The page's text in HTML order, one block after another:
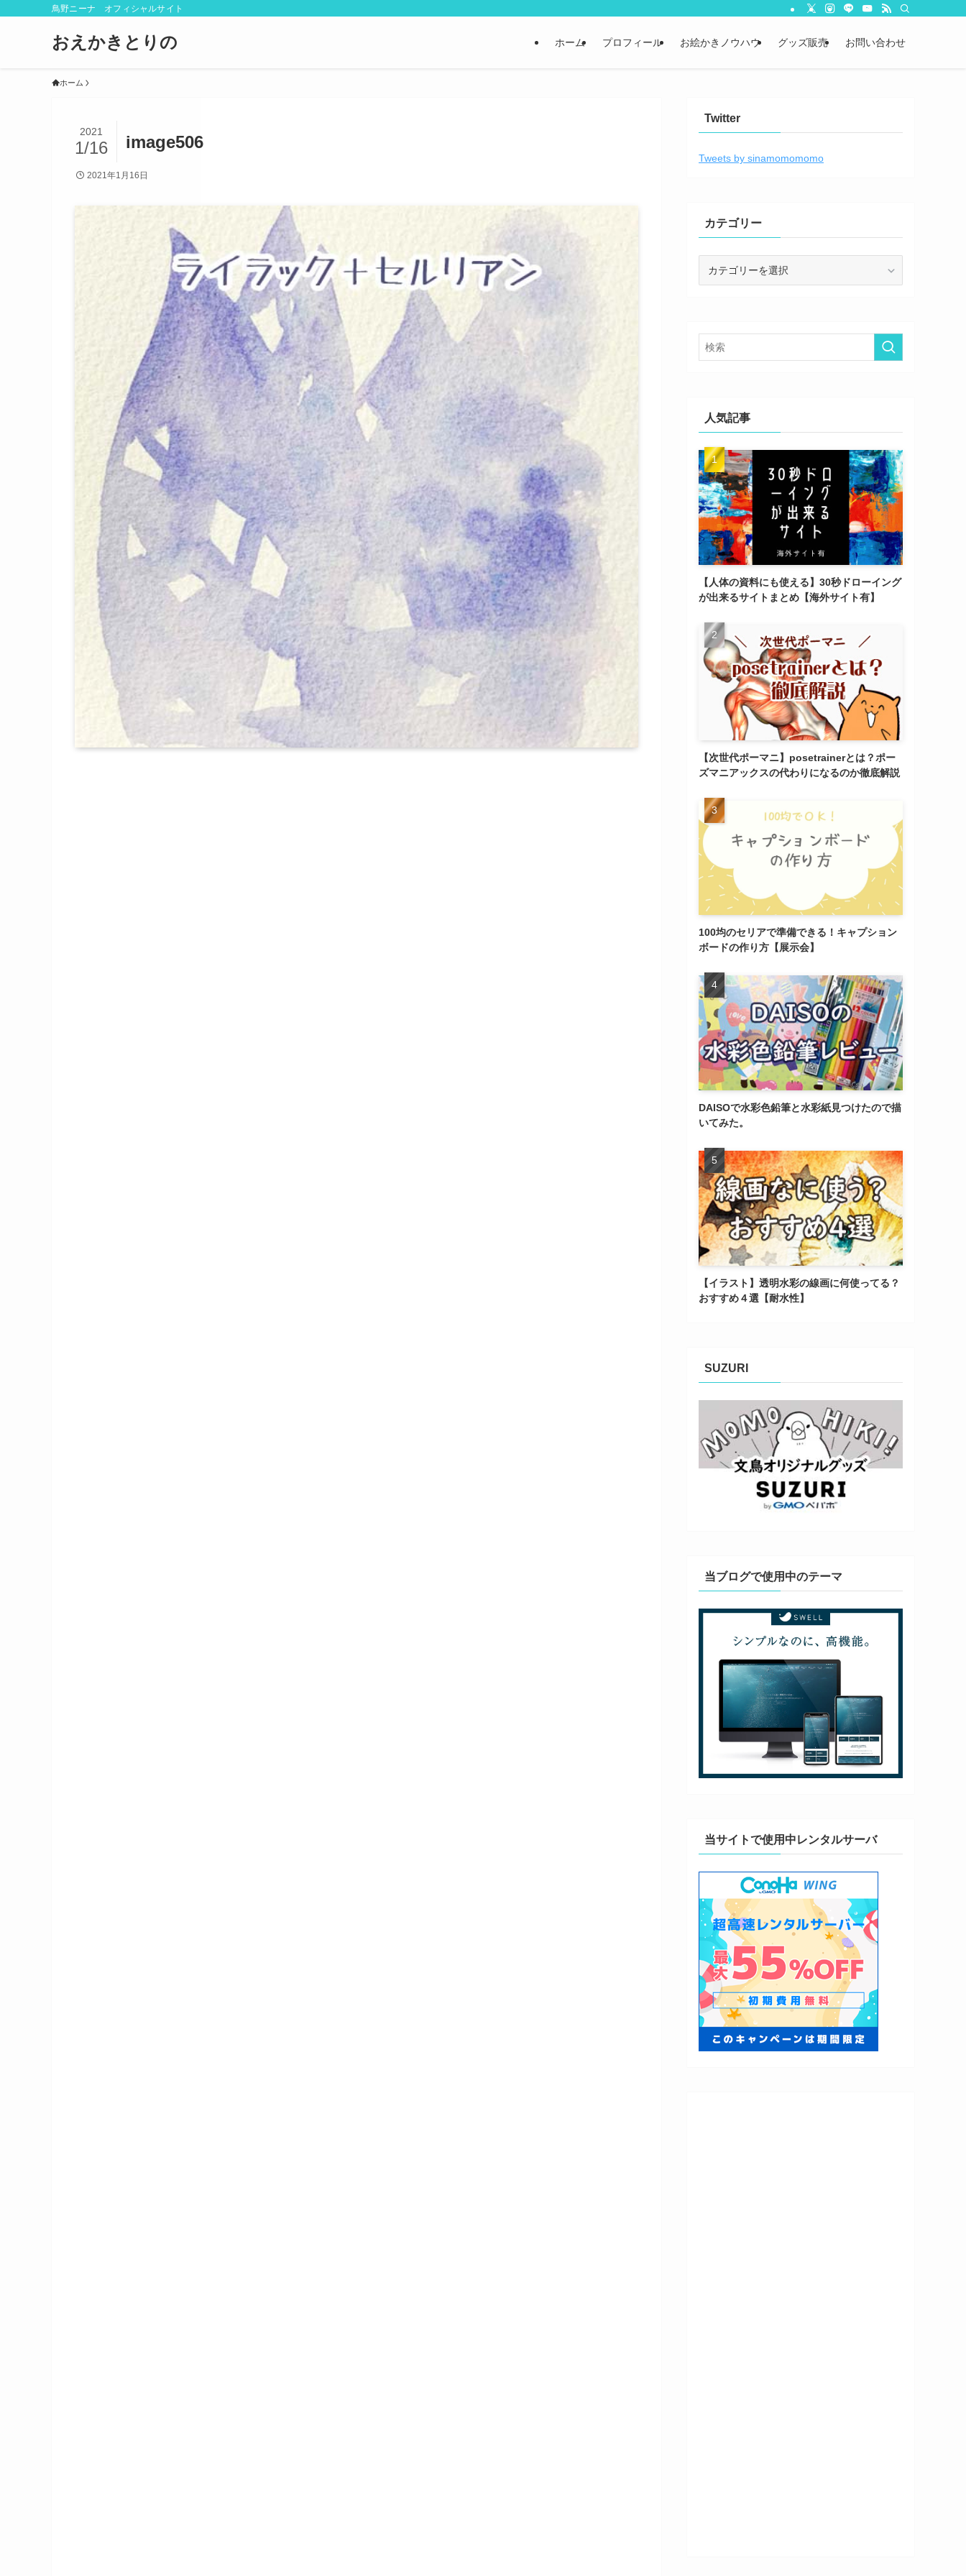
鳥野ニーナ オフィシャルサイト
おえかきとりの ホーム プロフィール お絵かきノウハウ グッズ販売 お問い合わせ
ホーム
image506
2021
1/16
2021年1月16日
Twitter
Tweets by sinamomomomo
カテゴリー
人気記事
【人体の資料にも使える】30秒ドローイング
が出来るサイトまとめ【海外サイト有】
【次世代ポーマニ】posetrainerとは？ポー
ズマニアックスの代わりになるのか徹底解説
100均のセリアで準備できる！キャプション
ボードの作り方【展示会】
DAISOで水彩色鉛筆と水彩紙見つけたので描
いてみた。
【イラスト】透明水彩の線画に何使ってる？
おすすめ４選【耐水性】
SUZURI
当ブログで使用中のテーマ
当サイトで使用中レンタルサーバ